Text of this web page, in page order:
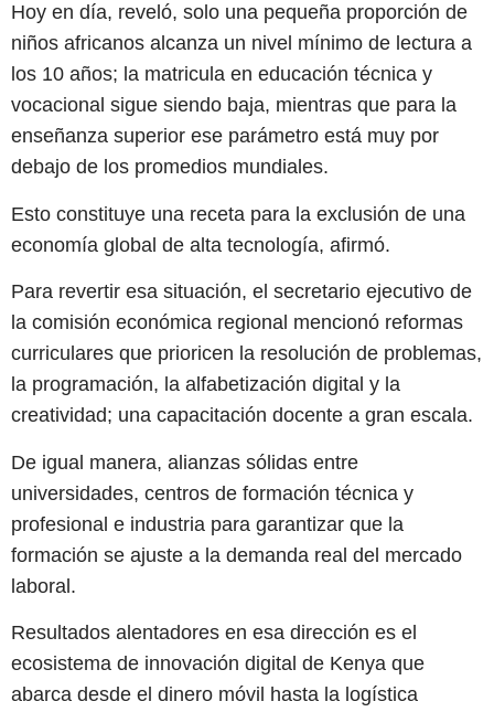
Hoy en día, reveló, solo una pequeña proporción de
niños africanos alcanza un nivel mínimo de lectura a
los 10 años; la matricula en educación técnica y
vocacional sigue siendo baja, mientras que para la
enseñanza superior ese parámetro está muy por
debajo de los promedios mundiales.
Esto constituye una receta para la exclusión de una
economía global de alta tecnología, afirmó.
Para revertir esa situación, el secretario ejecutivo de
la comisión económica regional mencionó reformas
curriculares que prioricen la resolución de problemas,
la programación, la alfabetización digital y la
creatividad; una capacitación docente a gran escala.
De igual manera, alianzas sólidas entre
universidades, centros de formación técnica y
profesional e industria para garantizar que la
formación se ajuste a la demanda real del mercado
laboral.
Resultados alentadores en esa dirección es el
ecosistema de innovación digital de Kenya que
abarca desde el dinero móvil hasta la logística